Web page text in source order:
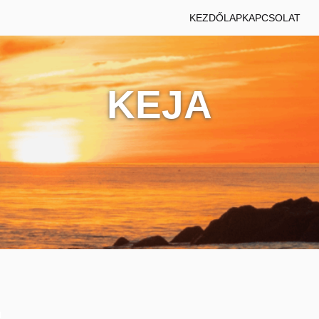
KEZDŐLAPKAPCSOLAT
KEJA